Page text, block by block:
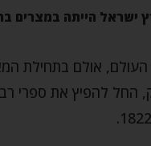
הייתה במצרים
החל להפיץ את ספרי